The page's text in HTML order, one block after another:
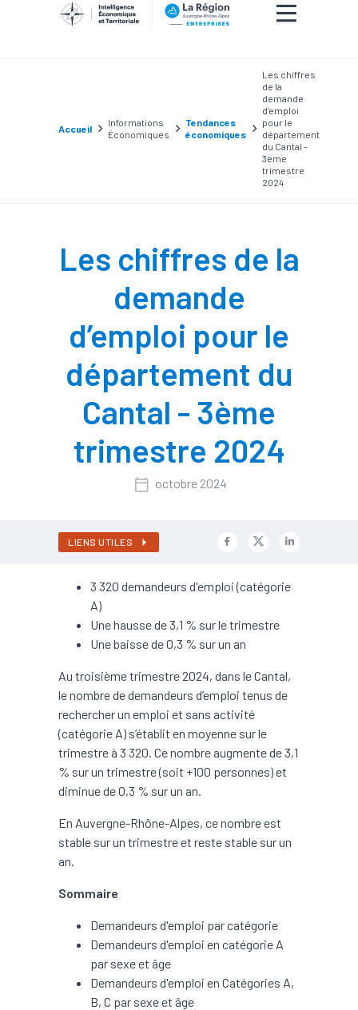
Accueil
Informations
Économiques
Tendances
économiques
Les chiffres
de la
demande
d’emploi
pour le
département
du Cantal -
3ème
trimestre
2024
Les chiffres de la
demande
d’emploi pour le
département du
Cantal - 3ème
trimestre 2024
octobre 2024
LIENS UTILES
3 320 demandeurs d'emploi (catégorie
A)
Une hausse de 3,1 % sur le trimestre
Une baisse de 0,3 % sur un an
Au troisième trimestre 2024, dans le Cantal,
le nombre de demandeurs d’emploi tenus de
rechercher un emploi et sans activité
(catégorie A) s’établit en moyenne sur le
trimestre à 3 320. Ce nombre augmente de 3,1
% sur un trimestre (soit +100 personnes) et
diminue de 0,3 % sur un an.
En Auvergne-Rhône-Alpes, ce nombre est
stable sur un trimestre et reste stable sur un
an.
Sommaire
Demandeurs d'emploi par catégorie
Demandeurs d'emploi en catégorie A
par sexe et âge
Demandeurs d'emploi en Catégories A,
B, C par sexe et âge